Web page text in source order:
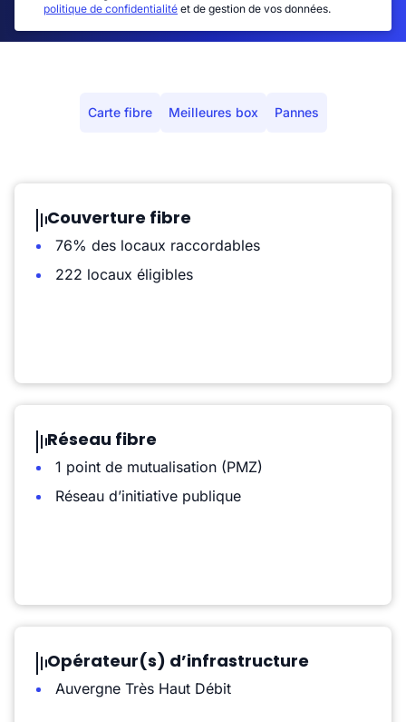
politique de confidentialité et de gestion de vos données.
Carte fibre Meilleures box Pannes
Couverture fibre
76% des locaux raccordables
222 locaux éligibles
Réseau fibre
1 point de mutualisation (PMZ)
Réseau d’initiative publique
Opérateur(s) d’infrastructure
Auvergne Très Haut Débit